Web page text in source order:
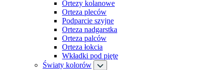
Ortezy kolanowe
Orteza pleców
Podparcie szyjne
Orteza nadgarstka
Orteza palców
Orteza łokcia
Wkładki pod piętę
Światy kolorów